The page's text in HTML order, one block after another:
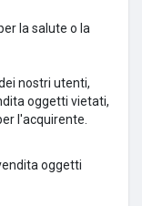
la salute o la
nostri utenti,
oggetti vietati,
l'acquirente.
oggetti